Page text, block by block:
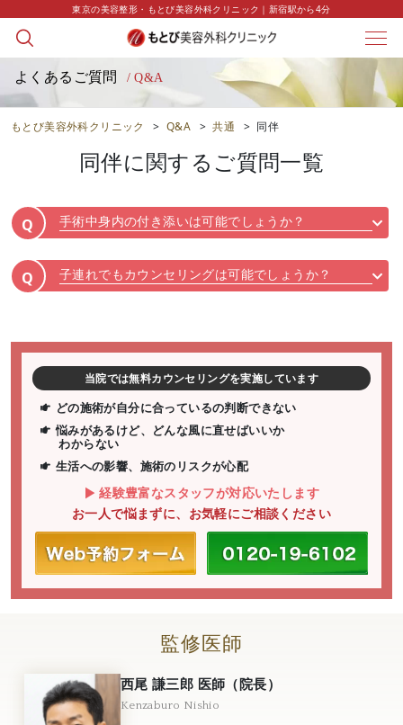
東京の美容整形・もとび美容外科クリニック｜新宿駅から4分
よくあるご質問 / Q&A
もとび美容外科クリニック > Q&A > 共通 > 同伴
同伴に関するご質問一覧
Q 手術中身内の付き添いは可能でしょうか？
Q 子連れでもカウンセリングは可能でしょうか？
当院では無料カウンセリングを実施しています
どの施術が自分に合っているの判断できない
悩みがあるけど、どんな風に直せばいいか
わからない
生活への影響、施術のリスクが心配
経験豊富なスタッフが対応いたします
お一人で悩まずに、お気軽にご相談ください
監修医師
西尾 謙三郎 医師（院長）
Kenzaburo Nishio